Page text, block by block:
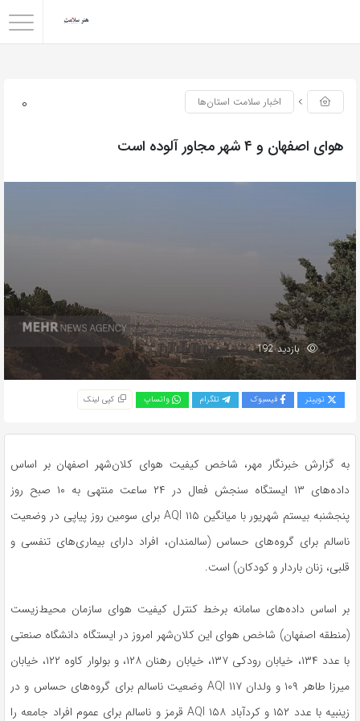
0 اخبار سلامت استان‌ها
هوای اصفهان و ۴ شهر مجاور آلوده است
بازدید 192
توییتر فیسبوک تلگرام واتساپ کپی لینک
به گزارش خبرنگار مهر، شاخص کیفیت هوای کلان‌شهر اصفهان بر اساس
داده‌های ۱۳ ایستگاه سنجش فعال در ۲۴ ساعت منتهی به ۱۰ صبح روز
پنجشنبه بیستم شهریور با میانگین ۱۱۵ AQI برای سومین روز پیاپی در وضعیت
ناسالم برای گروه‌های حساس (سالمندان، افراد دارای بیماری‌های تنفسی و
قلبی، زنان باردار و کودکان) است.
بر اساس داده‌های سامانه برخط کنترل کیفیت هوای سازمان محیط‌زیست
(منطقه اصفهان) شاخص هوای این کلان‌شهر امروز در ایستگاه دانشگاه صنعتی
با عدد ۱۳۴، خیابان رودکی ۱۳۷، خیابان رهنان ۱۲۸، و بولوار کاوه ۱۲۲، خیابان
میرزا طاهر ۱۰۹ و ولدان ۱۱۷ AQI وضعیت ناسالم برای گروه‌های حساس و در
زینبیه
با عدد ۱۵۲ و کردآباد ۱۵۸ AQI قرمز و ناسالم برای عموم افراد جامعه را